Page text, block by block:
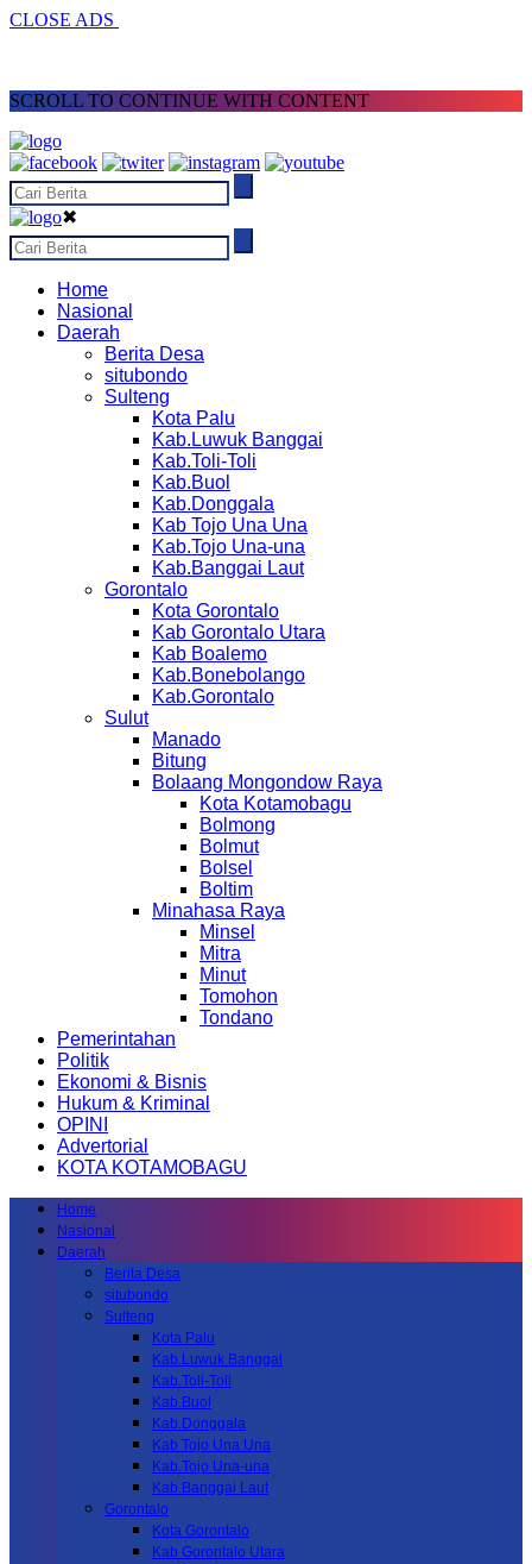
CLOSE ADS
SCROLL TO CONTINUE WITH CONTENT
✖
Home
Nasional
Daerah
Berita Desa
situbondo
Sulteng
Kota Palu
Kab.Luwuk Banggai
Kab.Toli-Toli
Kab.Buol
Kab.Donggala
Kab Tojo Una Una
Kab.Tojo Una-una
Kab.Banggai Laut
Gorontalo
Kota Gorontalo
Kab Gorontalo Utara
Kab Boalemo
Kab.Bonebolango
Kab.Gorontalo
Sulut
Manado
Bitung
Bolaang Mongondow Raya
Kota Kotamobagu
Bolmong
Bolmut
Bolsel
Boltim
Minahasa Raya
Minsel
Mitra
Minut
Tomohon
Tondano
Pemerintahan
Politik
Ekonomi & Bisnis
Hukum & Kriminal
OPINI
Advertorial
KOTA KOTAMOBAGU
Home
Nasional
Daerah
Berita Desa
situbondo
Sulteng
Kota Palu
Kab.Luwuk Banggai
Kab.Toli-Toli
Kab.Buol
Kab.Donggala
Kab Tojo Una Una
Kab.Tojo Una-una
Kab.Banggai Laut
Gorontalo
Kota Gorontalo
Kab Gorontalo Utara